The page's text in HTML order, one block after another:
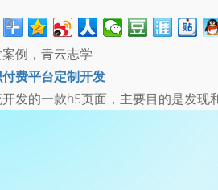
例，青云志学
费平台定制开发
发的一款h5页面，主要目的是发现